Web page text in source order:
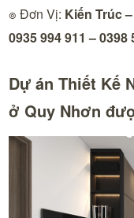
๏ Đơn Vị: Kiến Trúc
0935 994 911 – 0398
Dự án Thiết Kế
ở Quy Nhơn